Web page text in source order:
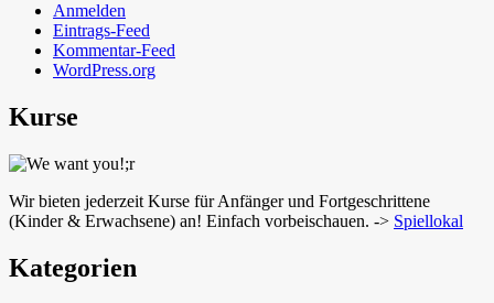
Anmelden
Eintrags-Feed
Kommentar-Feed
WordPress.org
Kurse
Wir bieten jederzeit Kurse für Anfänger und Fortgeschrittene
(Kinder & Erwachsene) an! Einfach vorbeischauen. -> Spiellokal
Kategorien